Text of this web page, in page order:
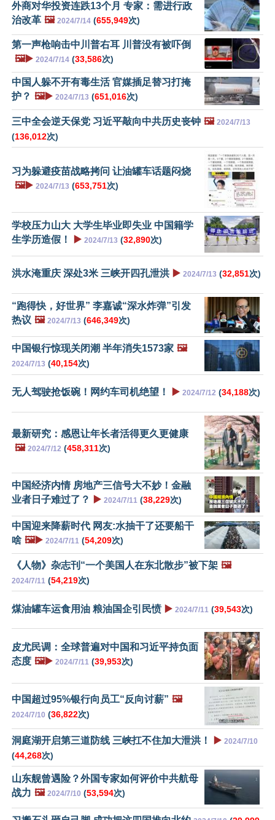
外商对华投资连跌13个月 专家：需进行政
治改革 🖼️ 2024/7/14 (655,949次)
第一声枪响击中川普右耳 川普没有被吓倒
🖼️▶️ 2024/7/14 (33,586次)
中国人躲不开有毒生活 官媒插足替习打掩
护？ 🖼️▶️ 2024/7/13 (651,016次)
三中全会逆天保党 习近平敲向中共历史丧钟 🖼️ 2024/7/13
(136,012次)
习为躲避疫苗战略拷问 让油罐车话题闷烧
🖼️▶️ 2024/7/13 (653,751次)
学校压力山大 大学生毕业即失业 中国籍学
生学历造假！
▶️ 2024/7/13 (32,890次)
洪水淹重庆 深处3米 三峡开四孔泄洪 ▶️ 2024/7/13 (32,851次)
“跑得快，好世界” 李嘉诚“深水炸弹”引发
热议 🖼️ 2024/7/13 (646,349次)
中国银行惊现关闭潮 半年消失1573家 🖼️
2024/7/13 (40,154次)
无人驾驶抢饭碗！网约车司机绝望！ ▶️ 2024/7/12 (34,188次)
最新研究：感恩让年长者活得更久更健康
🖼️ 2024/7/12 (458,311次)
中国经济内情 房地产三信号大不妙！金融
业者日子难过了？
▶️ 2024/7/11 (38,229次)
中国迎来降薪时代 网友:水抽干了还要船干
啥 🖼️▶️ 2024/7/11 (54,209次)
《人物》杂志刊“一个美国人在东北散步”被下架 🖼️
2024/7/11 (54,219次)
煤油罐车运食用油 粮油国企引民愤 ▶️ 2024/7/11 (39,543次)
皮尤民调：全球普遍对中国和习近平持负面
态度 🖼️▶️ 2024/7/11 (39,953次)
中国超过95%银行向员工“反向讨薪” 🖼️
2024/7/10 (36,822次)
洞庭湖开启第三道防线 三峡扛不住加大泄洪！ ▶️ 2024/7/10
(44,268次)
山东舰曾遇险？外国专家如何评价中共航母
战力 🖼️ 2024/7/10 (53,594次)